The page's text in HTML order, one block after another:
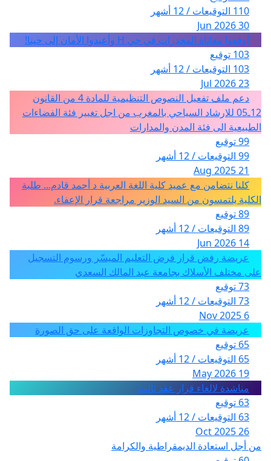
110 التوقيعات / 12 أشهر
30 Jun 2026
أوقفوا معاناة المخدرات في حي H وأعيدوا الأمان إلى حينا!
103 توقيع
103 التوقيعات / 12 أشهر
23 Jul 2026
دعم ملف تفعيل النصوص التنظيمية للمادة 4 من القانون
12ـ05 للارشاد السياحي بالمغرب من اجل تغيير فئة الفضاءات
الطبيعية الى فئة المدن والمدارات
99 توقيع
99 التوقيعات / 12 أشهر
21 Aug 2025
كلنا نتضامن مع عميد كلية اللغة العربية د أحمد قادم... طلبة
الكلية يلتمسون من السيد الوزير مراجعة قرار الإعفاء.
89 توقيع
89 التوقيعات / 12 أشهر
14 Jun 2026
عريضة رفض قرار فرض التعليم الميسّر ورسوم التسجيل
على مختلف الأسلاك بجامعة عبد المالك السعدي
73 توقيع
73 التوقيعات / 12 أشهر
6 Nov 2025
عريضة في خصوص التجاوزات الواقعة على حق الصورة
65 توقيع
65 التوقيعات / 12 أشهر
19 May 2026
مناشدة لالغاء قرار عقد ثالث
63 توقيع
63 التوقيعات / 12 أشهر
26 Oct 2025
من أجل استعادة الديمقراطية والكرامة